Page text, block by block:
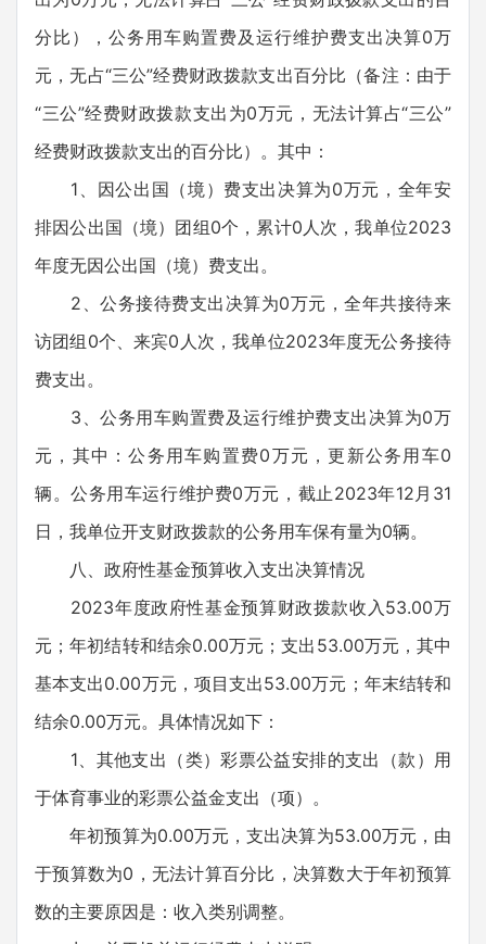
分比），公务用车购置费及运行维护费支出决算0万
元，无占“三公”经费财政拨款支出百分比（备注：由于
“三公”经费财政拨款支出为0万元，无法计算占“三公”
经费财政拨款支出的百分比）。其中：
1、因公出国（境）费支出决算为0万元，全年安
排因公出国（境）团组0个，累计0人次，我单位2023
年度无因公出国（境）费支出。
2、公务接待费支出决算为0万元，全年共接待来
访团组0个、来宾0人次，我单位2023年度无公务接待
费支出。
3、公务用车购置费及运行维护费支出决算为0万
元，其中：公务用车购置费0万元，更新公务用车0
辆。公务用车运行维护费0万元，截止2023年12月31
日，我单位开支财政拨款的公务用车保有量为0辆。
八、政府性基金预算收入支出决算情况
2023年度政府性基金预算财政拨款收入53.00万
元；年初结转和结余0.00万元；支出53.00万元，其中
基本支出0.00万元，项目支出53.00万元；年末结转和
结余0.00万元。具体情况如下：
1、其他支出（类）彩票公益安排的支出（款）用
于体育事业的彩票公益金支出（项）。
年初预算为0.00万元，支出决算为53.00万元，由
于预算数为0，无法计算百分比，决算数大于年初预算
数的主要原因是：收入类别调整。